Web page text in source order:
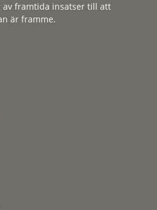
av framtida insatser till att
är framme.